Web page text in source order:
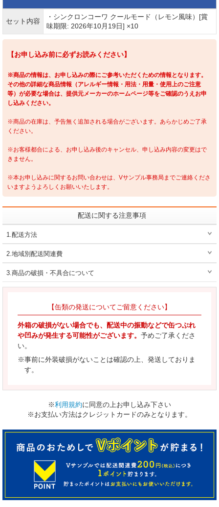
セット内容
・シンクロンコーワ クールモード（レモン風味）[賞
味期限: 2026年10月19日] ×10
【お申し込み前に必ずお読みください】
※商品の情報は、お申し込みの際にご参考いただくための情報となります。
その他の詳細な商品情報（アレルギー情報・用法・用量・使用上のご注意
等）が必要な場合は、提供元メーカーのホームページ等をご確認のうえお申
し込みください。
※商品の在庫は、予告無く追加される場合がございます。あらかじめご了承
ください。
※お客様都合による、お申し込み後のキャンセル、申し込み内容の変更はで
きません。
※本お申し込みに関するお問い合わせは、Vサンプル事務局までご連絡くださ
いますようよろしくお願いいたします。
配送に関する注意事項
1.配送方法
2.地域別配送関連費
3.商品の破損・不具合について
【缶類の発送についてご留意ください】
外箱の破損がない場合でも、配送中の振動などで缶つぶれ
や凹みが発生する可能性がございます。 予めご了承くださ
い。
※事前に外装破損がないことは確認の上、発送しておりま
す。
※利用規約に同意の上お申し込み下さい
※お支払い方法はクレジットカードのみとなります。